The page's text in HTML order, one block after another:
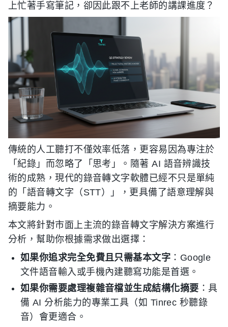
上忙著手寫筆記，卻因此跟不上老師的講課進度？
傳統的人工聽打不僅效率低落，更容易因為專注於
「紀錄」而忽略了「思考」。隨著 AI 語音辨識技
術的成熟，現代的錄音轉文字軟體已經不只是單純
的「語音轉文字（STT）」，更具備了語意理解與
摘要能力。
本文將針對市面上主流的錄音轉文字解決方案進行
分析，幫助你根據需求做出選擇：
如果你追求完全免費且只需基本文字 ：Google
文件語音輸入或手機內建聽寫功能是首選。
如果你需要處理複雜音檔並生成結構化摘要 ：具
備 AI 分析能力的專業工具（如 Tinrec 秒聽錄
音）會更適合。